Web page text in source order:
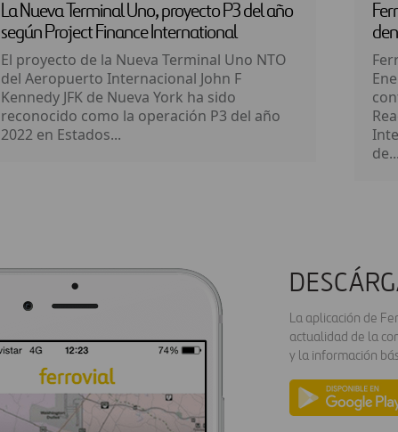
La Nueva Terminal Uno, proyecto P3 del año
según Project Finance International
El proyecto de la Nueva Terminal Uno NTO
del Aeropuerto Internacional John F
Kennedy JFK de Nueva York ha sido
reconocido como la operación P3 del año
2022 en Estados...
de...
La aplicación de
actualidad de la
y la información